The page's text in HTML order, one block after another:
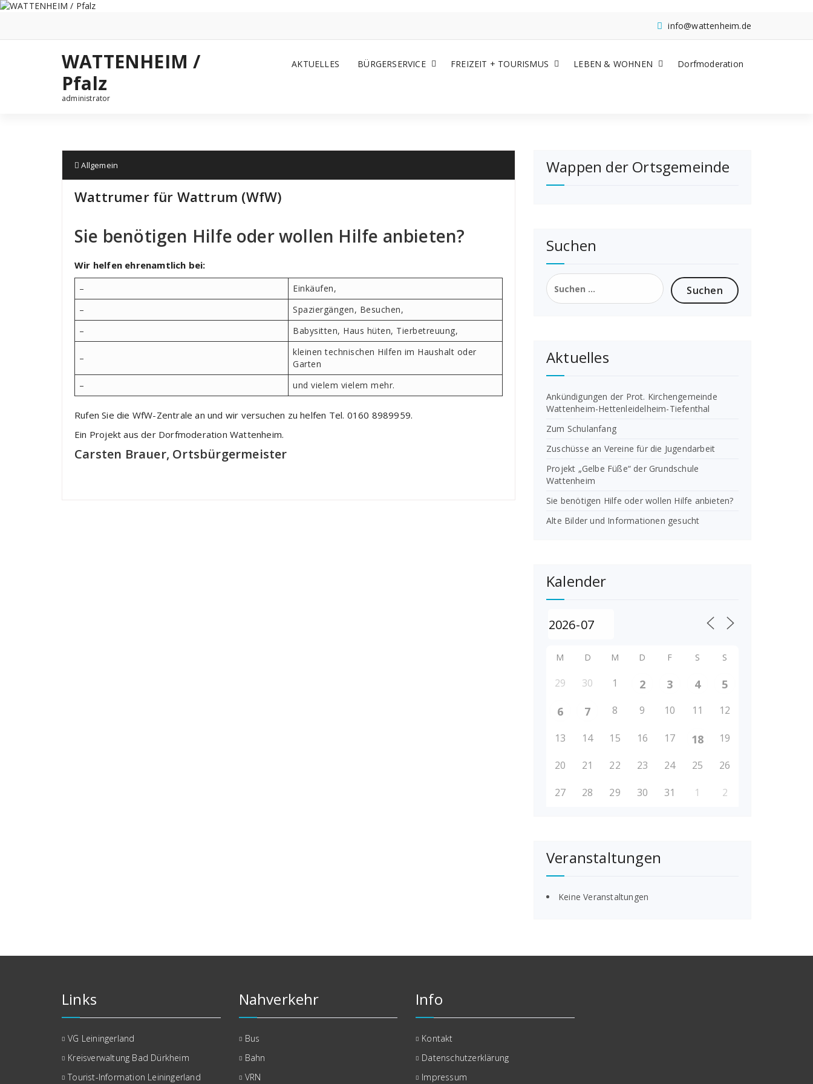
Zum
info@wattenheim.de
WATTENHEIM /
Pfalz
administrator
AKTUELLES BÜRGERSERVICE FREIZEIT + TOURISMUS LEBEN & WOHNEN Dorfmoderation
Allgemein
Wattrumer für Wattrum (WfW)
Sie benötigen Hilfe oder wollen Hilfe anbieten?
Wir helfen ehrenamtlich bei:
–
Einkäufen,
–
Spaziergängen, Besuchen,
–
Babysitten, Haus hüten, Tierbetreuung,
–
kleinen technischen Hilfen im Haushalt oder
Garten
–
und vielem vielem mehr.
Rufen Sie die WfW-Zentrale an und wir versuchen zu helfen Tel. 0160 8989959.
Ein Projekt aus der Dorfmoderation Wattenheim.
Carsten Brauer, Ortsbürgermeister
Wappen der Ortsgemeinde
Suchen
Suchen
nach:
Aktuelles
Ankündigungen der Prot. Kirchengemeinde
Wattenheim-Hettenleidelheim-Tiefenthal
Zum Schulanfang
Zuschüsse an Vereine für die Jugendarbeit
Projekt „Gelbe Füße“ der Grundschule
Wattenheim
Sie benötigen Hilfe oder wollen Hilfe anbieten?
Alte Bilder und Informationen gesucht
Kalender
M D M D F S S
29 30 1 2 3 4
5
6
7 8 9 10 11 12
13 14 15 16 17 18 19
20 21 22 23 24 25 26
27 28 29 30 31 1 2
Veranstaltungen
Keine Veranstaltungen
Links
VG Leiningerland
Kreisverwaltung Bad Dürkheim
Tourist-Information Leiningerland
Nahverkehr
Bus
Bahn
VRN
Info
Kontakt
Datenschutzerklärung
Impressum